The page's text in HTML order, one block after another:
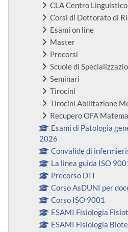
CLA Centro
Corsi di Dottorato di
Esami on line
Master
Precorsi
Scuole di
Seminari
Tirocini
Tirocini Abilitazione
Recupero OFA
Esami di Patologia
2026
Convalide di
La linea guida ISO
Precorso DTI
Corso AsDUNI per
Corso ISO 9001
ESAMI Fisiologia
ESAMI Fisiologia